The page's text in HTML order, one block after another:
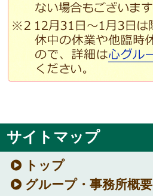
サイトマップ
トップ
グループ・事務所概要